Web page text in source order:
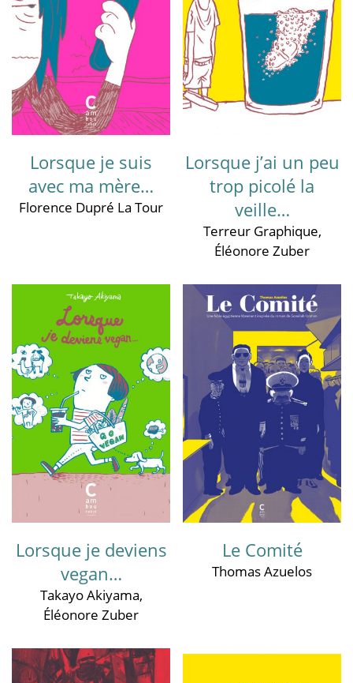
Lorsque je suis
avec ma mère…
Florence Dupré La Tour
Lorsque j’ai un peu
trop picolé la
veille…
Terreur Graphique,
Éléonore Zuber
Lorsque je deviens
vegan…
Takayo Akiyama,
Éléonore Zuber
Le Comité
Thomas Azuelos